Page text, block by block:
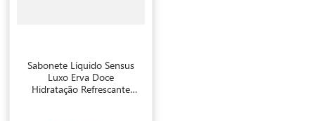
Sabonete Líquido Sensus
Luxo Erva Doce
Hidratação Refrescante